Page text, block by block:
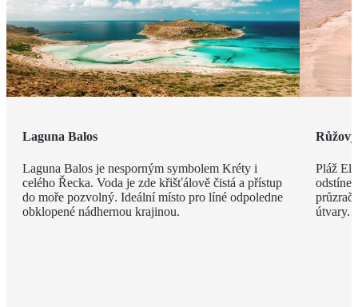
Laguna Balos
Laguna Balos je nesporným symbolem Kréty i
celého Řecka. Voda je zde křišťálově čistá a přístup
do moře pozvolný. Ideální místo pro líné odpoledne
obklopené nádhernou krajinou.
Pláž
útvary.